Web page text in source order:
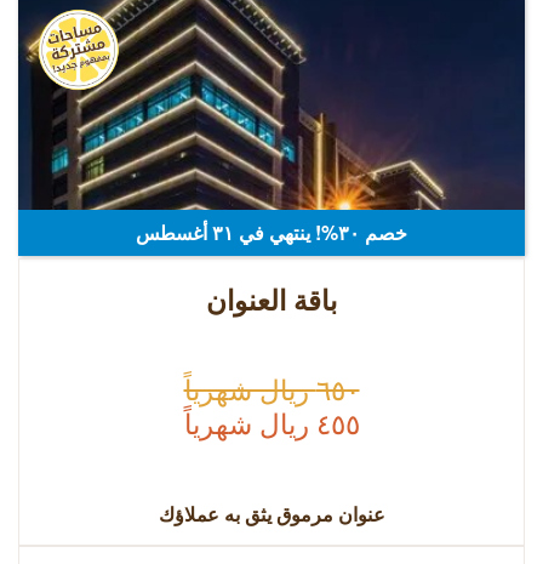
خصم ٣٠%! ينتهي في ٣۱ أغسطس
باقة العنوان
٦٥٠ ريال شهرياً
٤٥٥ ريال شهرياً
عنوان مرموق يثق به عملاؤك